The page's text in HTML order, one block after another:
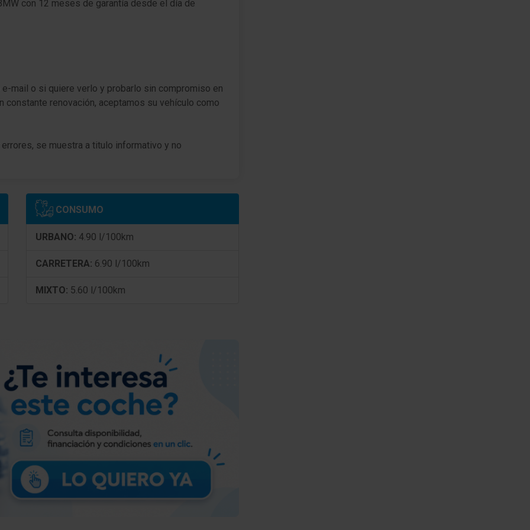
Mando del portón trasero autom
Sistema antibloqueo (ABS)
Freno de estacionamiento eléctric.
Asistente a la conducción: Asistente para la
atención
Llantas de aleación 7,5x17 (Radios en V 560)
colocadas en la parte superior)
Kit reparación de neumáticos (Mobility-Pack)
Dirección asistida Servotronic
Multifunción para Volante
dinámico control-estabilidad (DSC)
automático control-estabilidad (ASC)
Asistente a la conducción: Performance Control
Asistente a la conducción: Interruptor de confor
con 12 meses de garantía desde el día de
mail o si quiere verlo y probarlo sin compromiso en
constante renovación, aceptamos su vehículo como
se muestra a titulo informativo y no
CONSUMO
URBANO: 4.90 l/100km
CARRETERA: 6.90 l/100km
MIXTO: 5.60 l/100km